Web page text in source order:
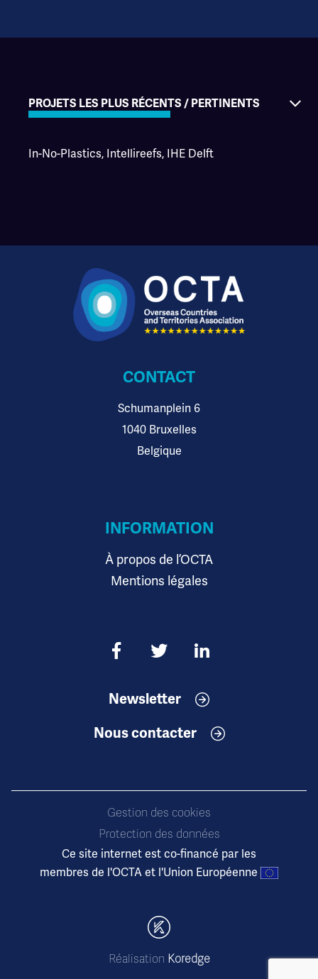
PROJETS LES PLUS RÉCENTS / PERTINENTS
In-No-Plastics, Intellireefs, IHE Delft
CONTACT
Schumanplein 6
1040 Bruxelles
Belgique
INFORMATION
À propos de l’OCTA
Mentions légales
Newsletter
Nous contacter
Gestion des cookies
Protection des données
Ce site internet est co-financé par les
membres de l'OCTA et l'Union Européenne
Réalisation Koredge